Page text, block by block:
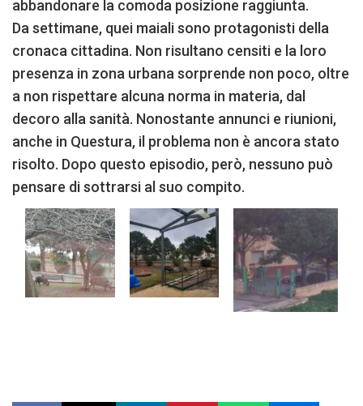
abbandonare la comoda posizione raggiunta.
Da settimane, quei maiali sono protagonisti della
cronaca cittadina. Non risultano censiti e la loro
presenza in zona urbana sorprende non poco, oltre
a non rispettare alcuna norma in materia, dal
decoro alla sanità. Nonostante annunci e riunioni,
anche in Questura, il problema non è ancora stato
risolto. Dopo questo episodio, però, nessuno può
pensare di sottrarsi al suo compito.